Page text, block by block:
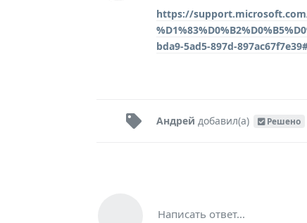
https://support.microsoft.com/
bda9-5ad5-897d-
Андрей добавил(а) Решено
Написать ответ...